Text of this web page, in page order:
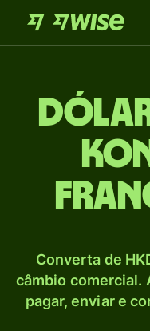
Converta de
câmbio comercial.
pagar, enviar e